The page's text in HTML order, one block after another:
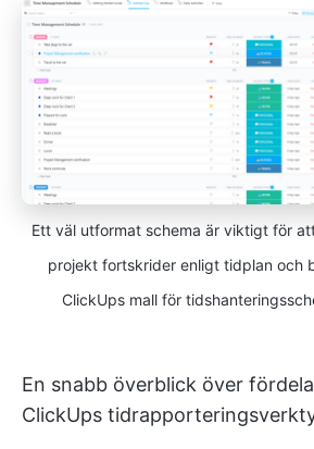
Ett väl utformat schema är viktigt för
projekt fortskrider enligt tidplan och
ClickUps mall för
En snabb överblick över
ClickUps